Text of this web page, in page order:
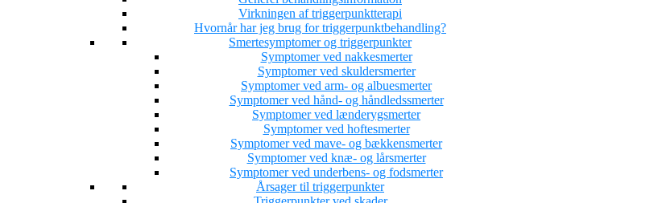
Virkningen af triggerpunktterapi
Hvornår har jeg brug for triggerpunktbehandling?
Smertesymptomer og triggerpunkter
Symptomer ved nakkesmerter
Symptomer ved skuldersmerter
Symptomer ved arm- og albuesmerter
Symptomer ved hånd- og håndledssmerter
Symptomer ved lænderygsmerter
Symptomer ved hoftesmerter
Symptomer ved mave- og bækkensmerter
Symptomer ved knæ- og lårsmerter
Symptomer ved underbens- og fodsmerter
Årsager til triggerpunkter